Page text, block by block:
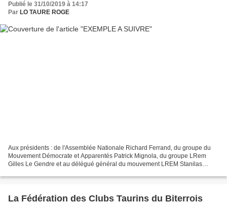
Publié le 31/10/2019 à 14:17
Par LO TAURE ROGE
Aux présidents : de l'Assemblée Nationale Richard Ferrand, du groupe du
Mouvement Démocrate et Apparentés Patrick Mignola, du groupe LRem
Gilles Le Gendre et au délégué général du mouvement LREM Stanilas
La Fédération des Clubs Taurins du Biterrois